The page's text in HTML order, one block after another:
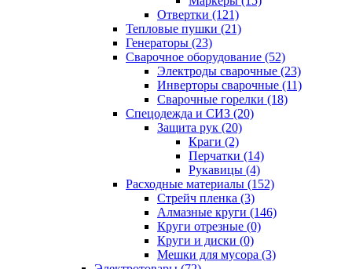
Отвертки (121)
Тепловые пушки (21)
Генераторы (23)
Сварочное оборудование (52)
Электроды сварочные (23)
Инверторы сварочные (11)
Сварочные горелки (18)
Спецодежда и СИЗ (20)
Защита рук (20)
Краги (2)
Перчатки (14)
Рукавицы (4)
Расходные материалы (152)
Стрейч пленка (3)
Алмазные круги (146)
Круги отрезные (0)
Круги и диски (0)
Мешки для мусора (3)